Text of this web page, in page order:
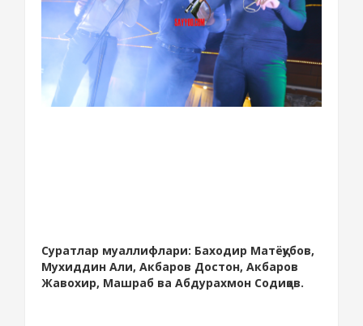
Суратлар муаллифлари: Баходир Матёқубов,
Мухиддин Али, Акбаров Достон, Акбаров
Жавохир, Машраб ва Абдурахмон Содиқов.